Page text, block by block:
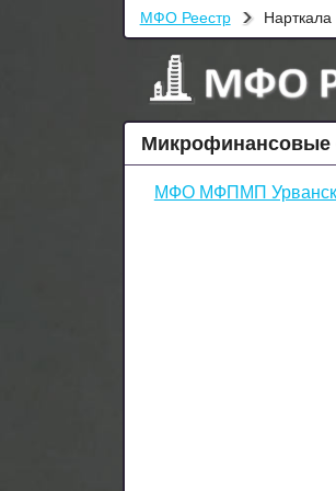
МФО Реестр Нарткала
Микрофинансовые
МФО МФПМП